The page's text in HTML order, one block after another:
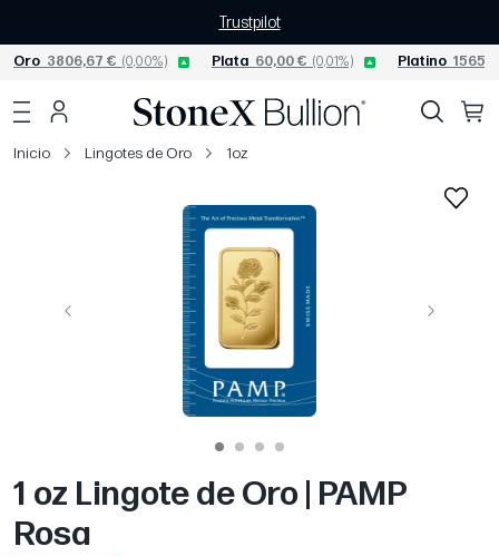
Trustpilot
Oro 3806,67 € (0,00%) Plata 60,00 € (0,01%) Platino
Inicio Lingotes de Oro 1oz
Página anterior Siguiente
1 oz Lingote de Oro | PAMP
Rosa